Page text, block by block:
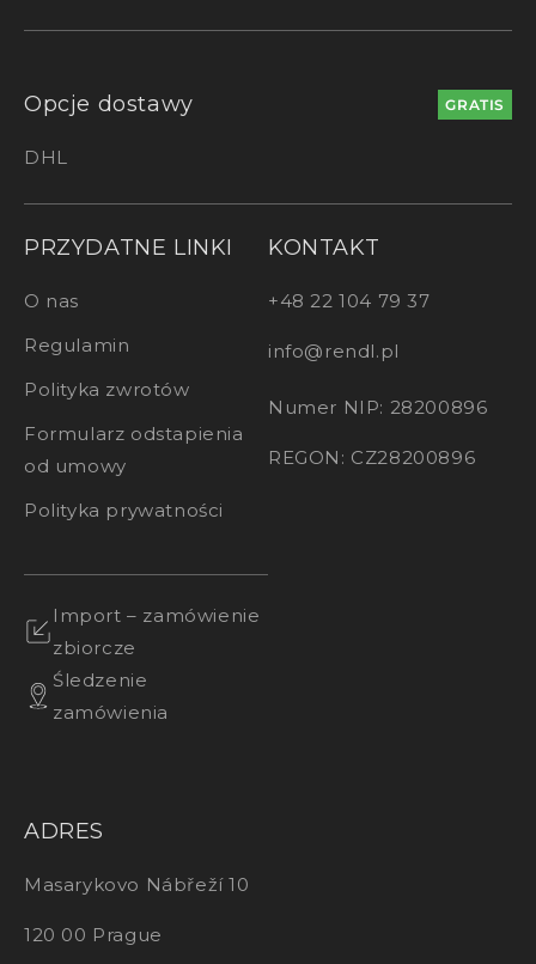
Opcje dostawy GRATIS
DHL
PRZYDATNE LINKI
O nas
Regulamin
Polityka zwrotów
Formularz odstapienia
od umowy
Polityka prywatności
Import – zamówienie
zbiorcze
Śledzenie
zamówienia
KONTAKT
+48 22 104 79 37
info@rendl.pl
Numer NIP: 28200896
REGON: CZ28200896
ADRES
Masarykovo Nábřeží 10
120 00 Prague